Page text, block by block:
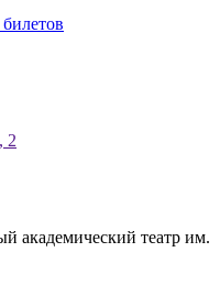
2
академический театр им.